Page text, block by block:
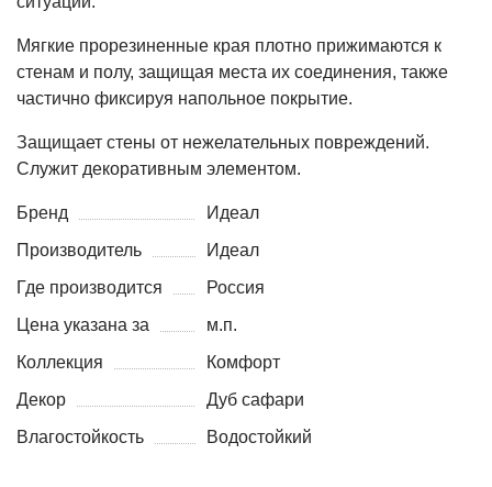
Мягкие прорезиненные края плотно прижимаются к
стенам и полу, защищая места их соединения, также
частично фиксируя напольное покрытие.
Защищает стены от нежелательных повреждений.
Служит декоративным элементом.
Бренд
Идеал
Производитель
Идеал
Где производится
Россия
Цена указана за
м.п.
Коллекция
Комфорт
Декор
Дуб сафари
Влагостойкость
Водостойкий